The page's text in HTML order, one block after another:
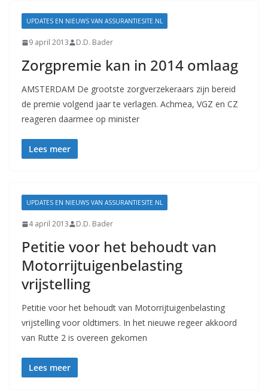
UPDATES EN NIEUWS VAN ASSURANTIESITE.NL
9 april 2013 D.D. Bader
Zorgpremie kan in 2014 omlaag
AMSTERDAM De grootste zorgverzekeraars zijn bereid
de premie volgend jaar te verlagen. Achmea, VGZ en CZ
reageren daarmee op minister
Lees meer
UPDATES EN NIEUWS VAN ASSURANTIESITE.NL
4 april 2013 D.D. Bader
Petitie voor het behoudt van
Motorrijtuigenbelasting
vrijstelling
Petitie voor het behoudt van Motorrijtuigenbelasting
vrijstelling voor oldtimers. In het nieuwe regeer akkoord
van Rutte 2 is overeen gekomen
Lees meer